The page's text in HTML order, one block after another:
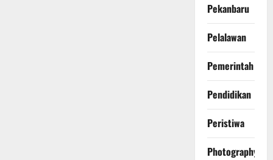
Pekanbaru
Pelalawan
Pemerintah
Pendidikan
Peristiwa
Photography